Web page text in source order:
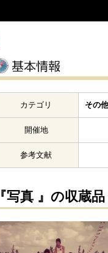
カテゴリ その
開催地
参考文献
『写真 』の収蔵品